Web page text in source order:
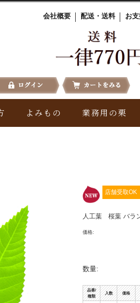
会社概要 配送・送料 お
よみもの 業務用の栗
店舗受取OK
人工葉 桜葉 バラ
価格:
数量:
品番/
種類
入数 価格